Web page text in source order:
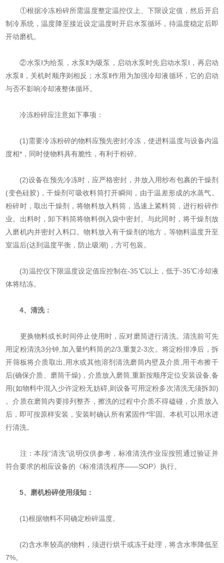
①根据冷冻粉碎所需温度整定温控仪上、下限设定值，然后开启
制冷系统，温度降至接近设定温度时开启水泵循环，待温度稳定后即
开动磨机。
②水泵Ⅰ为给泵，水泵Ⅱ为吸泵，启动水泵时先启动水泵Ⅰ，再启动
水泵Ⅱ，关机时顺序则相反；水泵Ⅱ作用为加强冷却液循环，它的启动
与否不影响冷却液整体循环。
冷冻粉碎应注意如下事项：
(1)需要冷冻粉碎的物料应预先密封冷冻，使进料温度与设备内温
度相*，同时使物料具有脆性，有利于粉碎。
(2)设备在预先冷冻时，应严格密封，并放入用纱布包裹的干燥剂
(变色硅胶)，干燥剂可吸收料筒打开瞬间，由于温差形成的水蒸气。
粉碎时，取出干燥剂，将物料放入料筒，迅速上紧料筒，进行粉碎作
业。出料时，卸下料筒将物料倒入袋中密封。与此同时，将干燥剂放
入磨机内并密封入料口。物料放入有干燥剂的地方，等物料温度升至
室温后(达到温度平衡，防止吸潮)，方可包装。
(3)温控仪下限温度设定值应控制在-35℃以上，低于-35℃冷却液
体将结冻。
4、清洗：
更换物料或长时间停止使用时，应对磨筒进行清洗。清洗前可先
用淀粉清洗3分钟,加入量约料筒的2/3,重复2-3次。将淀粉排净后，拆
开筛板将介质取出,用水或其他溶剂清洗磨筒内壁及介质,用干布擦干
后(确保介质、磨筒干燥)，介质放入磨筒,重新按顺序定位安装设备,备
用(如物料中混入少许淀粉无妨碍,则设备可用淀粉多次清洗无须拆卸)
。介质在磨筒内要排列整齐，擦洗的过程中介质不得磕碰，介质放入
后，即可按原样安装，安装时确认所有紧固件*牢固。本机可以用水进
行清洗。
注：本段“清洗”说明仅供参考，标准清洗作业应按照通过验证并
符合要求的相应设备的《标准清洗程序——SOP》执行。
5、 磨机粉碎使用须知：
(1)根据物料不同确定粉碎温度。
(2)含水率较高的物料，须进行烘干或冻干处理，将含水率降低至
7%。